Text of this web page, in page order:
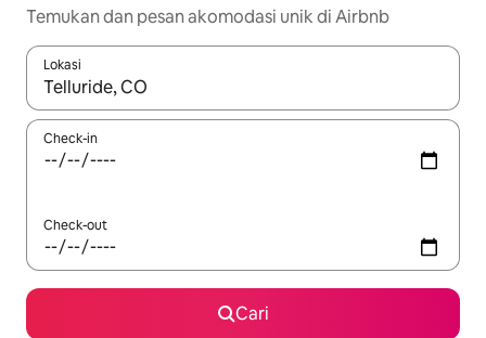
Temukan dan pesan akomodasi unik di Airbnb
Lokasi
Jika hasil yang dicari tersedia, telusuri dengan tombol panah
Check-in
Check-out
Cari